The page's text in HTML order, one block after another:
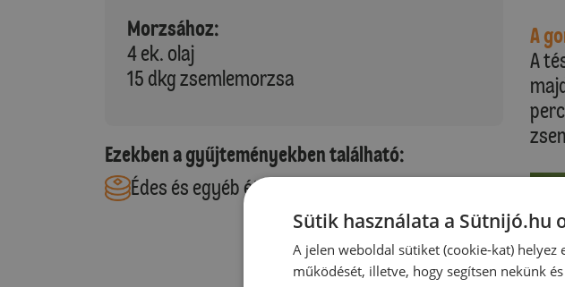
Morzsához:
4 ek. olaj
15 dkg zsemlemorzsa
Ezekben a gyűjteményekben található:
Édes és egyéb ételek
A
A
Sütik használata a Sütnijó.hu
A jelen weboldal sütiket (cookie-kat)
működését, illetve, hogy segítsen nekünk